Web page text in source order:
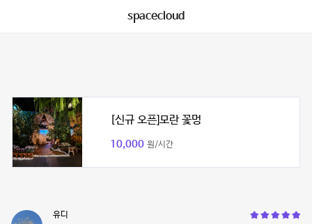
spacecloud
[신규 오픈]모란 꽃멍
10,000 원/시간
유디